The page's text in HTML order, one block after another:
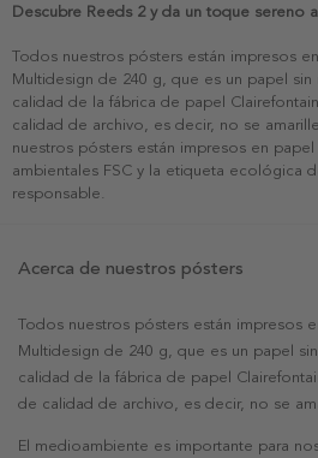
Descubre Reeds 2 y da un toque sereno
Todos nuestros pósters están impresos
Multidesign de 240 g, que es un papel
calidad de la fábrica de papel
calidad de archivo, es decir, no se
nuestros pósters están impresos en
ambientales FSC y la etiqueta ecológica
responsable.
Acerca de nuestros pósters
Todos nuestros pósters están impresos
Multidesign de 240 g, que es un papel
calidad de la fábrica de papel
de calidad de archivo, es decir, no se
El medioambiente es importante para